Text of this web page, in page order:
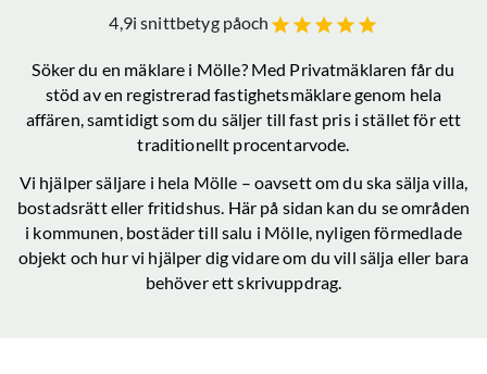
4,9i snittbetyg påoch
Söker du en mäklare i Mölle? Med Privatmäklaren får du
stöd av en registrerad fastighetsmäklare genom hela
affären, samtidigt som du säljer till fast pris i stället för ett
traditionellt procentarvode.
Vi hjälper säljare i hela Mölle – oavsett om du ska sälja villa,
bostadsrätt eller fritidshus. Här på sidan kan du se områden
i kommunen, bostäder till salu i Mölle, nyligen förmedlade
objekt och hur vi hjälper dig vidare om du vill sälja eller bara
behöver ett skrivuppdrag.